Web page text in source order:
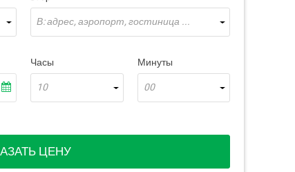
В: адрес, аэропорт, гостиница ...
Часы
10
Минуты
00
ЦЕНУ